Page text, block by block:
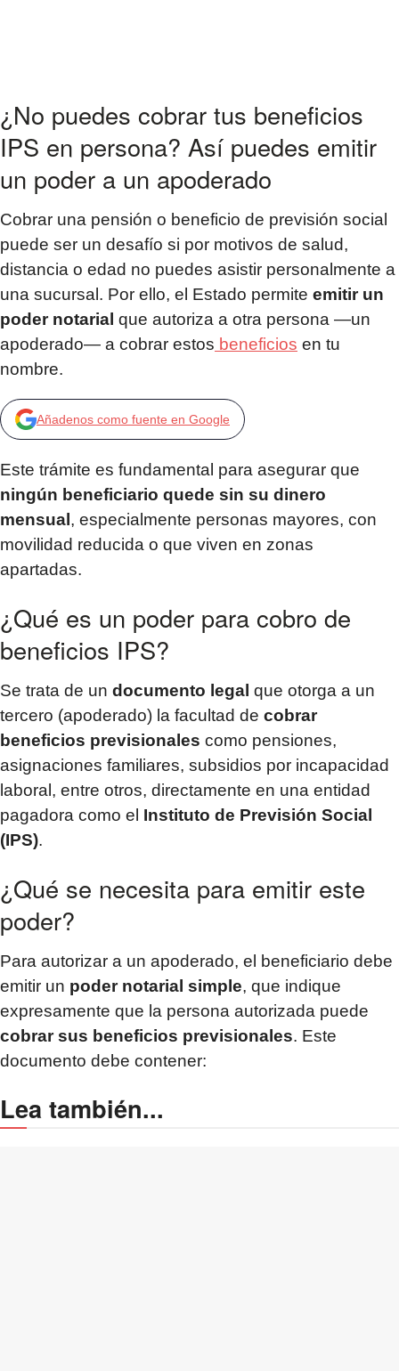
¿No puedes cobrar tus beneficios
IPS en persona? Así puedes emitir
un poder a un apoderado
Cobrar una pensión o beneficio de previsión social
puede ser un desafío si por motivos de salud,
distancia o edad no puedes asistir personalmente a
una sucursal. Por ello, el Estado permite emitir un
poder notarial que autoriza a otra persona —un
apoderado— a cobrar estos beneficios en tu
nombre.
Añadenos como fuente en Google
Este trámite es fundamental para asegurar que
ningún beneficiario quede sin su dinero
mensual, especialmente personas mayores, con
movilidad reducida o que viven en zonas
apartadas.
¿Qué es un poder para cobro de
beneficios IPS?
Se trata de un documento legal que otorga a un
tercero (apoderado) la facultad de cobrar
beneficios previsionales como pensiones,
asignaciones familiares, subsidios por incapacidad
laboral, entre otros, directamente en una entidad
pagadora como el Instituto de Previsión Social
(IPS).
¿Qué se necesita para emitir este
poder?
Para autorizar a un apoderado, el beneficiario debe
emitir un poder notarial simple, que indique
expresamente que la persona autorizada puede
cobrar sus beneficios previsionales. Este
documento debe contener:
Lea también...